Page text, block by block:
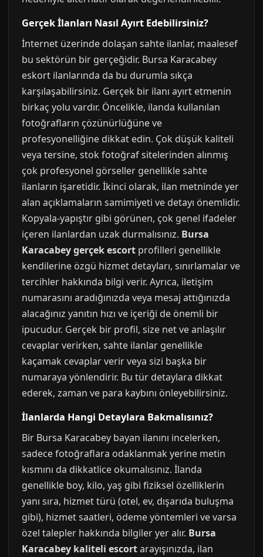
Gerçek İlanları Nasıl Ayırt Edebilirsiniz?
İnternet üzerinde dolaşan sahte ilanlar, maalesef
bu sektörün bir gerçeğidir. Bursa Karacabey
eskort ilanlarında da bu durumla sıkça
karşılaşabilirsiniz. Gerçek bir ilanı ayırt etmenin
birkaç yolu vardır. Öncelikle, ilanda kullanılan
fotoğrafların çözünürlüğüne ve
profesyonelliğine dikkat edin. Çok düşük kaliteli
veya tersine, stok fotoğraf sitelerinden alınmış
çok profesyonel görseller genellikle sahte
ilanların işaretidir. İkinci olarak, ilan metninde yer
alan açıklamaların samimiyeti ve detayı önemlidir.
Kopyala-yapıştır gibi görünen, çok genel ifadeler
içeren ilanlardan uzak durmalısınız. Bursa
Karacabey gerçek escort profilleri genellikle
kendilerine özgü hizmet detayları, sınırlamalar ve
tercihler hakkında bilgi verir. Ayrıca, iletişim
numarasını aradığınızda veya mesaj attığınızda
alacağınız yanıtın hızı ve içeriği de önemli bir
ipucudur. Gerçek bir profil, size net ve anlaşılır
cevaplar verirken, sahte ilanlar genellikle
kaçamak cevaplar verir veya sizi başka bir
numaraya yönlendirir. Bu tür detaylara dikkat
ederek, zaman ve para kaybını önleyebilirsiniz.
İlanlarda Hangi Detaylara Bakmalısınız?
Bir Bursa Karacabey bayan ilanını incelerken,
sadece fotoğraflara odaklanmak yerine metin
kısmını da dikkatlice okumalısınız. İlanda
genellikle boy, kilo, yaş gibi fiziksel özelliklerin
yanı sıra, hizmet türü (otel, ev, dışarıda buluşma
gibi), hizmet saatleri, ödeme yöntemleri ve varsa
özel talepler hakkında bilgiler yer alır. Bursa
Karacabey kaliteli escortarayışınızda, ilan